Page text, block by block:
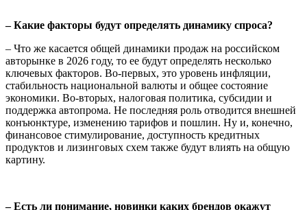
– Какие факторы будут определять динамику спроса?
– Что же касается общей динамики продаж на российском
авторынке в 2026 году, то ее будут определять несколько
ключевых факторов. Во-первых, это уровень инфляции,
стабильность национальной валюты и общее состояние
экономики. Во-вторых, налоговая политика, субсидии и
поддержка автопрома. Не последняя роль отводится внешней
конъюнктуре, изменению тарифов и пошлин. Ну и, конечно,
финансовое стимулирование, доступность кредитных
продуктов и лизинговых схем также будут влиять на общую
картину.
– Есть ли понимание, новинки каких брендов окажут